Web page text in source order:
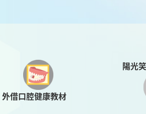
外借口腔健康教材
陽光